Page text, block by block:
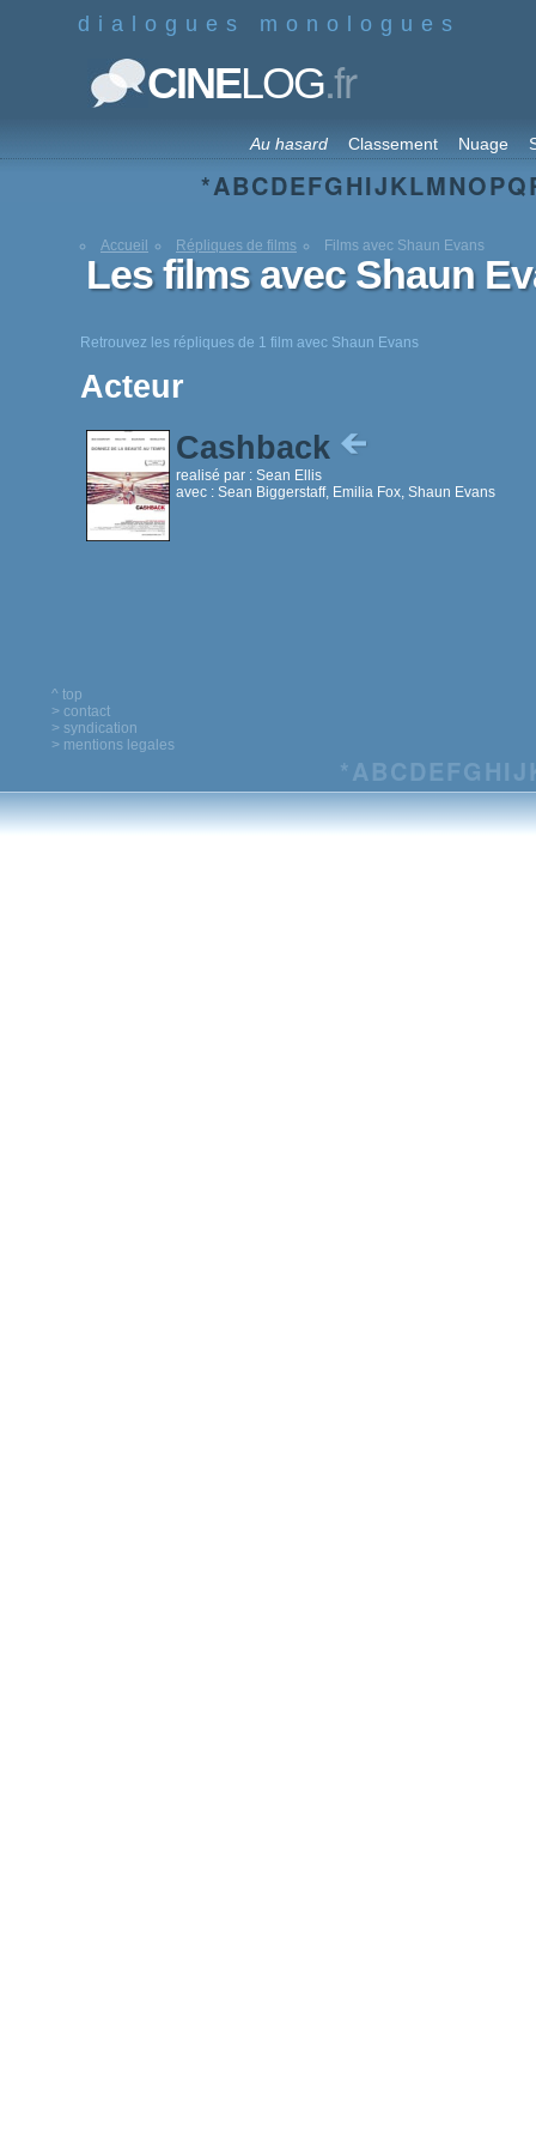
dialogues monologues
CINELOG.fr
Au hasard Classement Nuage
*ABCDEFGHIJKLMNOPQ
Accueil Répliques de films Films avec Shaun Evans
Les films avec Shaun
Retrouvez les répliques de 1 film avec Shaun Evans
Acteur
Cashback
realisé par : Sean Ellis
avec : Sean Biggerstaff, Emilia Fox, Shaun Evans
^ top
> contact
> syndication
> mentions legales
*ABCDEFG HIJ